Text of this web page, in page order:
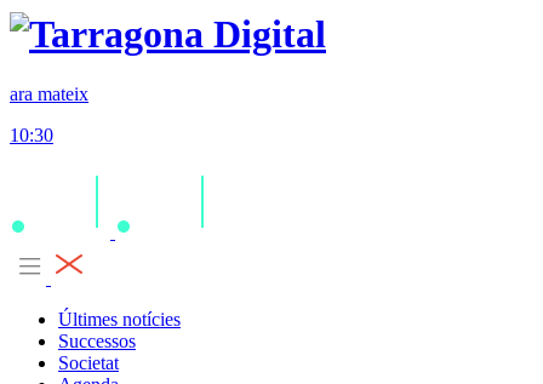
ara mateix
10:30
Últimes notícies
Successos
Societat